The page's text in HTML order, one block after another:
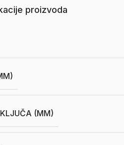
proizvoda
(MM)